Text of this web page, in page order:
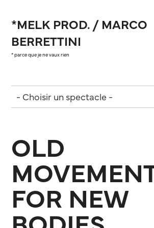
*MELK PROD. / MARCO
BERRETTINI
* parce que je ne vaux rien
OLD
FOR NEW